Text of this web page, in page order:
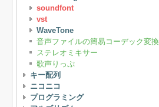
soundfont
vst
WaveTone
音声ファイルの簡易コーデック変換
ステレオミキサー
歌声りっぷ
キー配列
ニコニコ
プログラミング